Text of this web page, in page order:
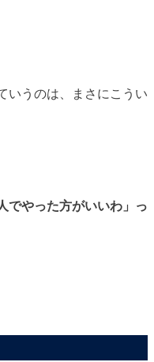
いうのは、まさにこうい
でやった方がいいわ」っ